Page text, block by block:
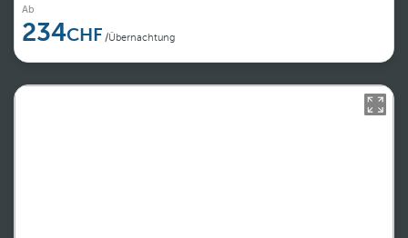
Ab
234 /Übernachtung